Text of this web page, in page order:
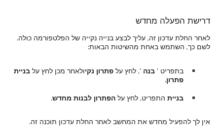
דרישת הפעלה מחדש
לאחר החלת עדכון זה, עליך לבצע בנייה נקייה של הפלטפורמה כולה.
לשם כך, השתמש באחת מהשיטות הבאות:
בתפריט 'בנה ', לחץ עלפתרון נקיולאחר מכן לחץ עלבניית
פתרון.
בניית התפריט, לחץ עלהפתרון לבנות מחדש.
אין לך להפעיל מחדש את המחשב לאחר החלת עדכון תוכנה זה.